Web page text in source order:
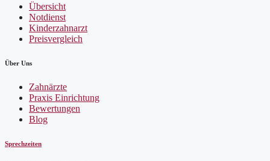
Übersicht
Notdienst
Kinderzahnarzt
Preisvergleich
Über Uns
Zahnärzte
Praxis Einrichtung
Bewertungen
Blog
Sprechzeiten